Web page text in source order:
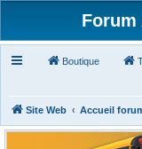
Forum
Boutique
Site Web Accueil